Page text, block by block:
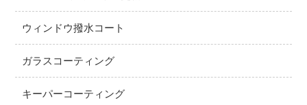
ウィンドウ撥水コート
ガラスコーティング
キーパーコーティング